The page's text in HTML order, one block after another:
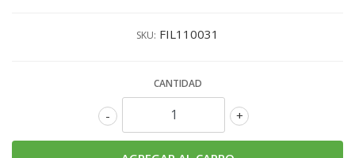
SKU: FIL110031
CANTIDAD
+
-